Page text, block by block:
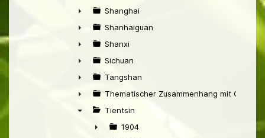
►
►
Shanghai
►
Shanhaiguan
►
Shanxi
►
Sichuan
►
Tangshan
►
Thematischer Zusammenhang mit China
Tientsin
1904